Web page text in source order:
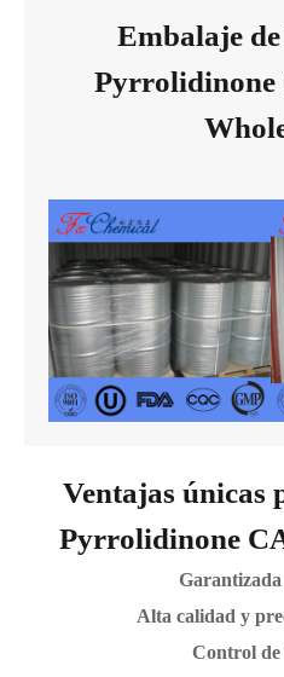
Embalaje
Pyrrolidinone
Ventajas únicas
Pyrrolidinone
Alta calidad y
Control